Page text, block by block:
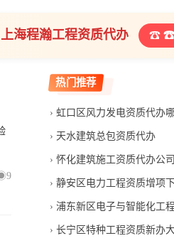
上海程瀚工程资质代办 ☎
9
热门推荐
虹口区风力发电资质代办
天水建筑总包资质代办
怀化建筑施工资质代办公司
静安区电力工程资质增项
浦东新区电子与智能化工
长宁区特种工程资质新办